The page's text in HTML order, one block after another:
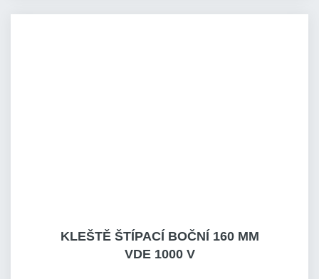
KLEŠTĚ ŠTÍPACÍ BOČNÍ 160 MM
VDE 1000 V